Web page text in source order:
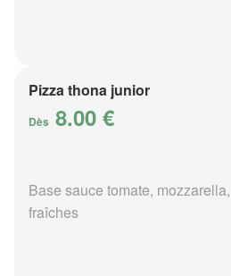
Pizza thona junior
Dès 8.00 €
Base sauce tomate,
fraîches